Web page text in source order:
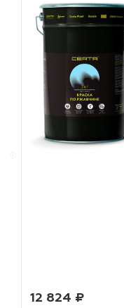
12 824 ₽